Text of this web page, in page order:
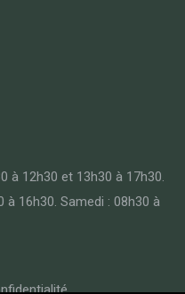
à 12h30 et 13h30 à 17h30.
à 16h30. Samedi : 08h30 à